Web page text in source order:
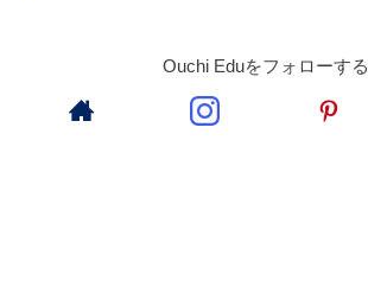
Ouchi Eduをフォローする